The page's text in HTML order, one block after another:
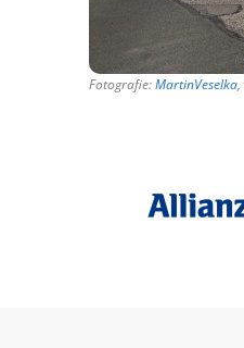
Fotografie:MartinVeselka,